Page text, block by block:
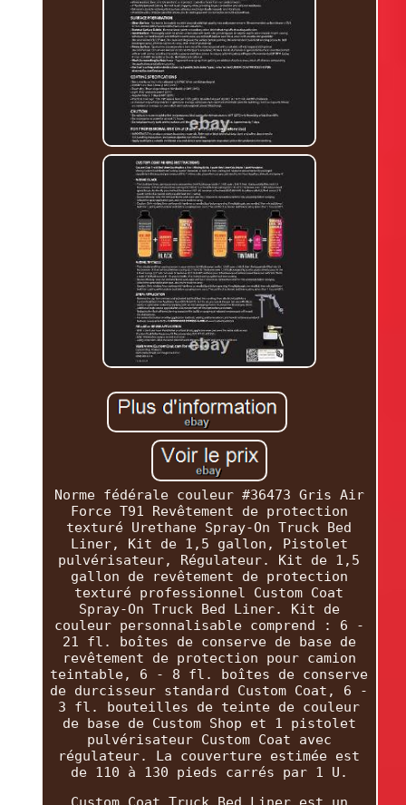
Norme fédérale couleur #36473 Gris Air
Force T91 Revêtement de protection
texturé Urethane Spray-On Truck Bed
Liner, Kit de 1,5 gallon, Pistolet
pulvérisateur, Régulateur. Kit de 1,5
gallon de revêtement de protection
texturé professionnel Custom Coat
Spray-On Truck Bed Liner. Kit de
couleur personnalisable comprend : 6 -
21 fl. boîtes de conserve de base de
revêtement de protection pour camion
teintable, 6 - 8 fl. boîtes de conserve
de durcisseur standard Custom Coat, 6 -
3 fl. bouteilles de teinte de couleur
de base de Custom Shop et 1 pistolet
pulvérisateur Custom Coat avec
régulateur. La couverture estimée est
de 110 à 130 pieds carrés par 1 U.